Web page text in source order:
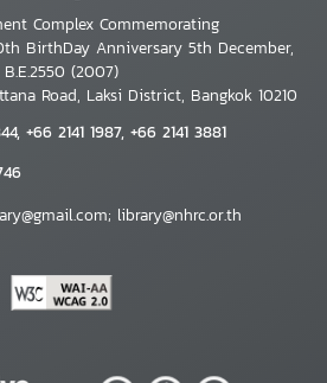
Complex Commemorating
BirthDay Anniversary 5th December,
B.E.2550 (2007)
Road, Laksi District, Bangkok 10210
+66 2141 1987, +66 2141 3881
library@nhrc.or.th